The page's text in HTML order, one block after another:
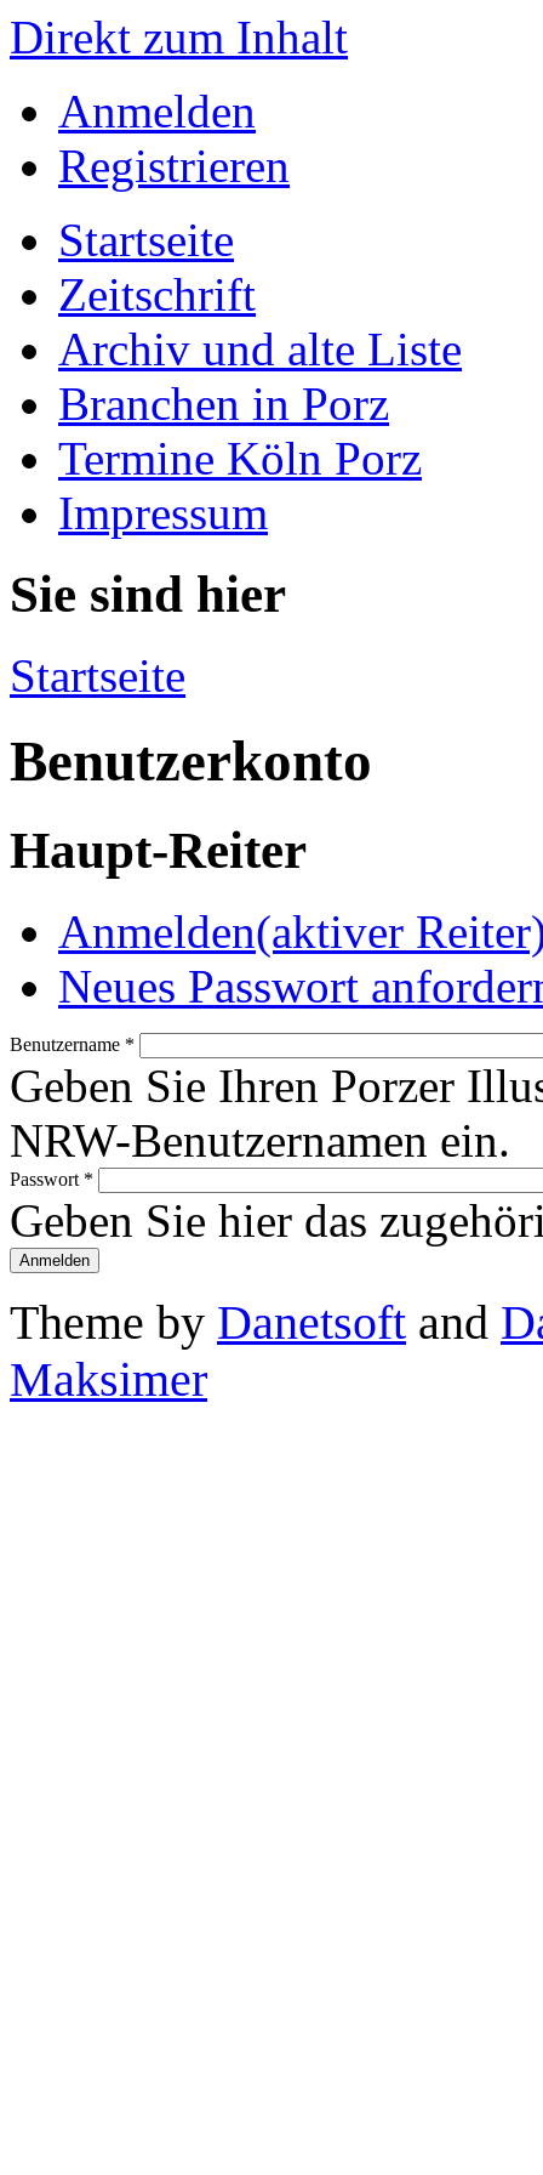
Direkt zum Inhalt
Anmelden
Registrieren
Startseite
Zeitschrift
Archiv und alte Liste
Branchen in Porz
Termine Köln Porz
Impressum
Sie sind hier
Startseite
Benutzerkonto
Haupt-Reiter
Anmelden(aktiver
Neues Passwort
Benutzername *
Geben Sie Ihren Porzer
NRW-Benutzernamen ein.
Passwort *
Geben Sie hier das
Theme by Danetsoft and
Maksimer